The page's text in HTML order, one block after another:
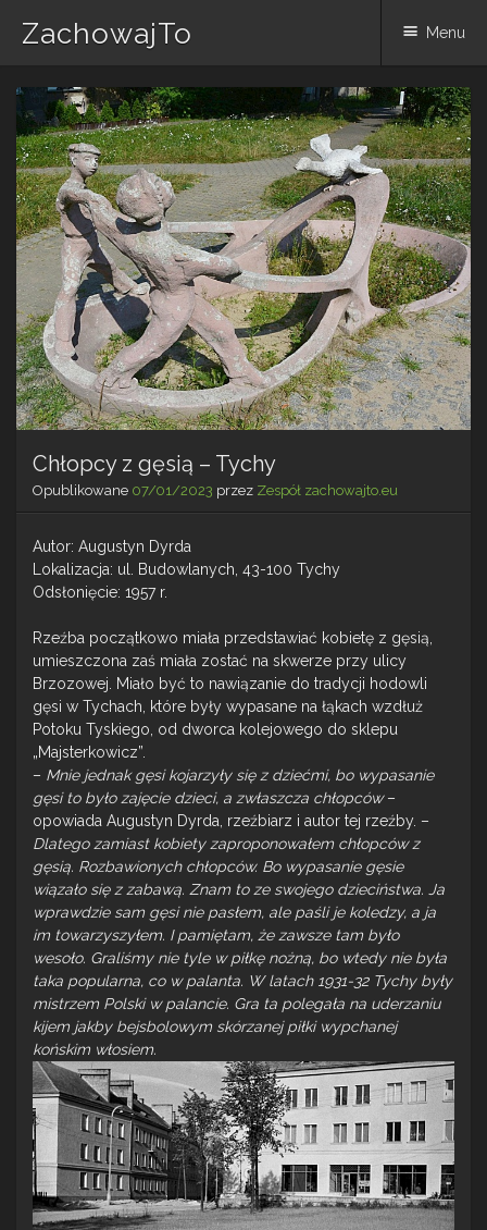
ZachowajTo Menu
Skip
to
content
Chłopcy z gęsią – Tychy
Opublikowane 07/01/2023 przez Zespół zachowajto.eu
Autor: Augustyn Dyrda
Lokalizacja: ul. Budowlanych, 43-100 Tychy
Odsłonięcie: 1957 r.
Rzeźba początkowo miała przedstawiać kobietę z gęsią,
umieszczona zaś miała zostać na skwerze przy ulicy
Brzozowej. Miało być to nawiązanie do tradycji hodowli
gęsi w Tychach, które były wypasane na łąkach wzdłuż
Potoku Tyskiego, od dworca kolejowego do sklepu
„Majsterkowicz”.
– Mnie jednak gęsi kojarzyły się z dziećmi, bo wypasanie
gęsi to było zajęcie dzieci, a zwłaszcza chłopców–
opowiada Augustyn Dyrda, rzeźbiarz i autor tej rzeźby. –
Dlatego zamiast kobiety zaproponowałem chłopców z
gęsią. Rozbawionych chłopców. Bo wypasanie gęsie
wiązało się z zabawą. Znam to ze swojego dzieciństwa. Ja
wprawdzie sam gęsi nie pasłem, ale paśli je koledzy, a ja
im towarzyszyłem. I pamiętam, że zawsze tam było
wesoło. Graliśmy nie tyle w piłkę nożną, bo wtedy nie była
taka popularna, co w palanta. W latach 1931-32 Tychy były
mistrzem Polski w palancie. Gra ta polegała na uderzaniu
kijem jakby bejsbolowym skórzanej piłki wypchanej
końskim włosiem.